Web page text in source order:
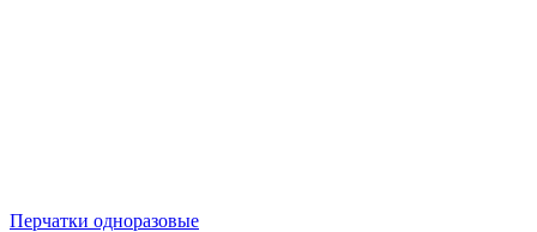
Перчатки одноразовые